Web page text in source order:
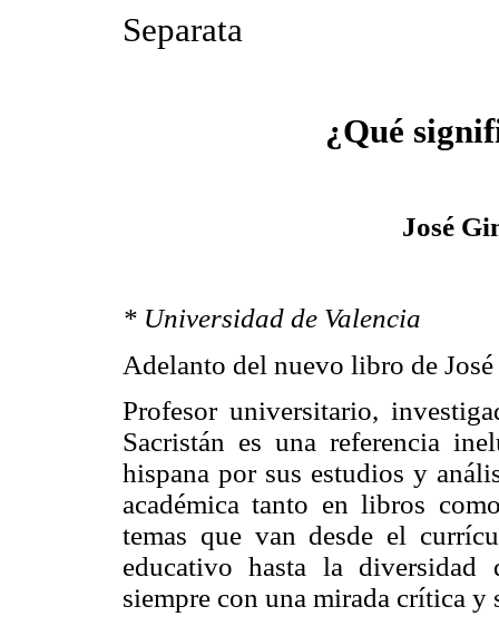
Separata
¿Qué
José
* Universidad de Valencia
Adelanto del nuevo libro de
Profesor universitario,
Sacristán es una referencia
hispana por sus estudios y
académica tanto en libros
temas que van desde el
educativo hasta la
siempre con una mirada crítica y